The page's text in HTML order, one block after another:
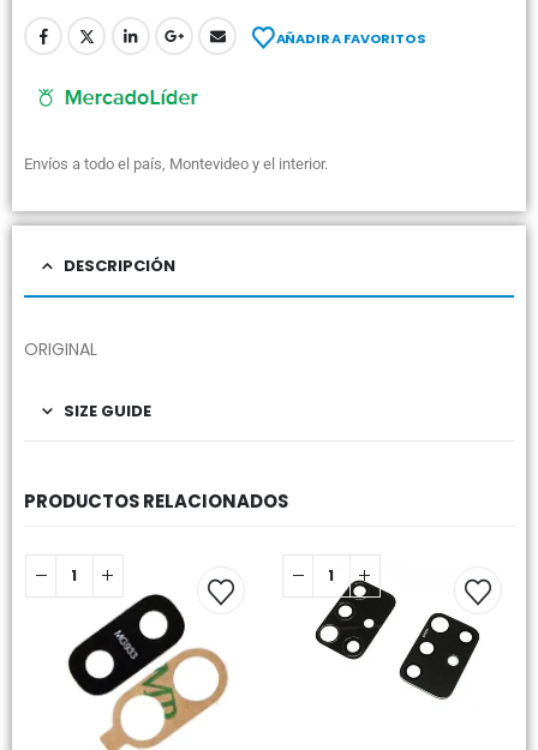
AÑADIR A FAVORITOS
Envíos a todo el país, Montevideo y el interior.
DESCRIPCIÓN
ORIGINAL
SIZE GUIDE
PRODUCTOS RELACIONADOS